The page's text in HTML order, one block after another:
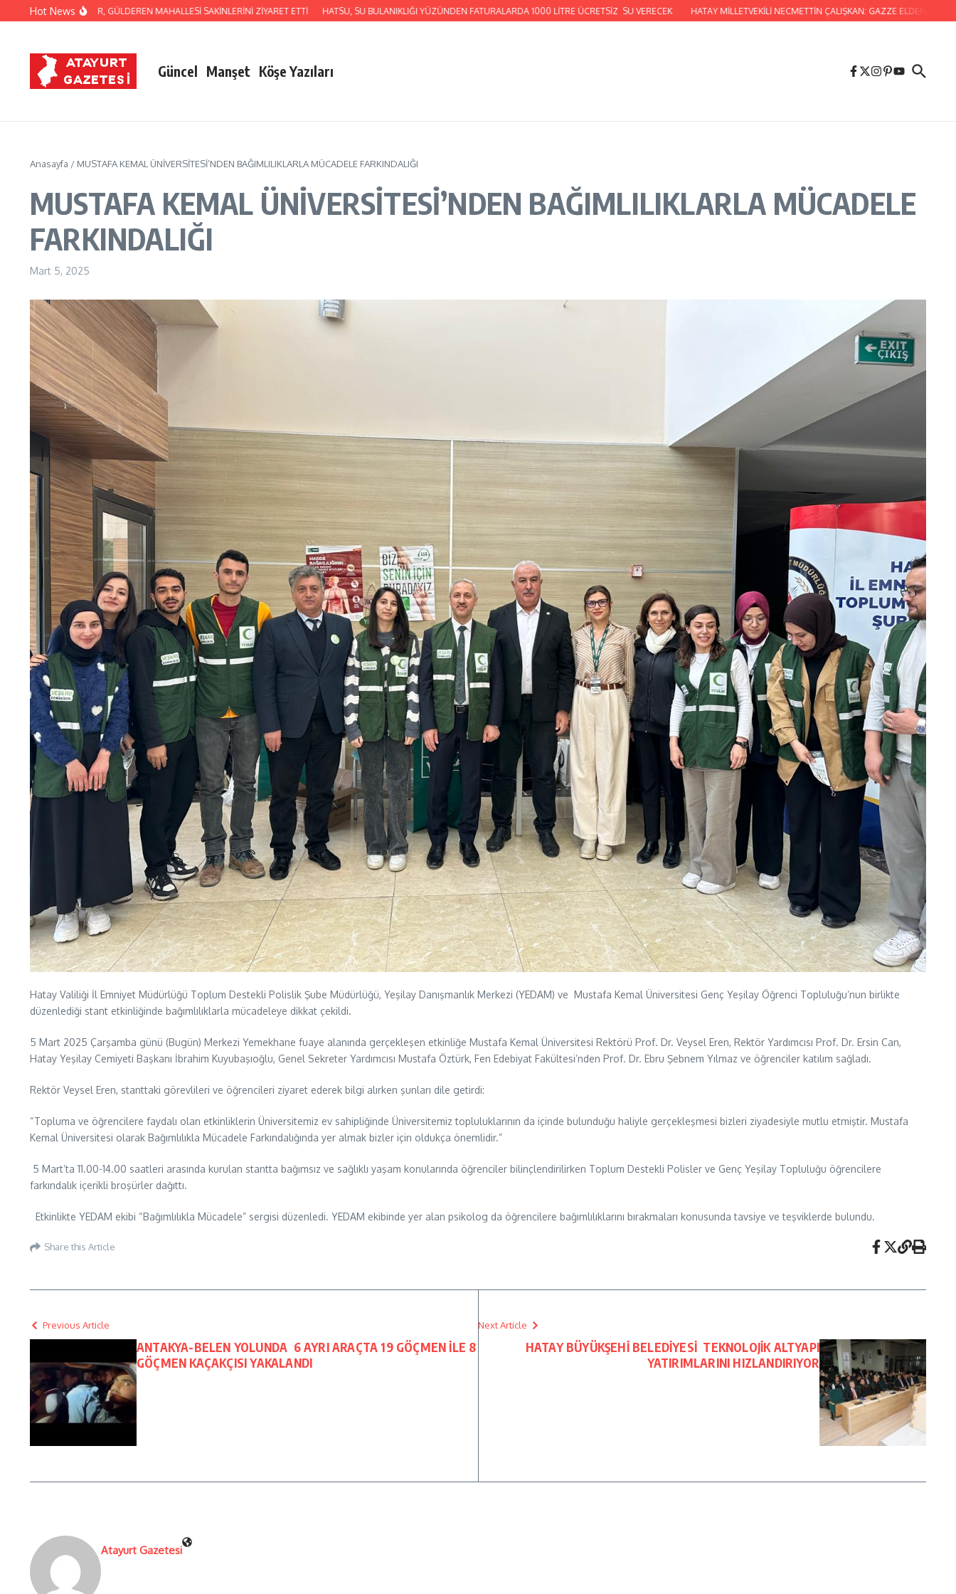
İçeriğe atlaHot News
NACİ YAPAR, GÜLDEREN MAHALLESİ SAKİNLERİNİ ZİYARET ETTİ HATSU, SU BULANIKLIĞI YÜZÜNDEN FATURALARDA 1000 LİTRE ÜCRETSİZ SU VERECEK HATAY MİLLETVEKİLİ NECMETTİN ÇALIŞKAN: GAZZE ELDEN GİDİYOR,
Güncel Manşet Köşe Yazıları
Anasayfa / MUSTAFA KEMAL ÜNİVERSİTESİ’NDEN BAĞIMLILIKLARLA MÜCADELE FARKINDALIĞI
MUSTAFA KEMAL ÜNİVERSİTESİ’NDEN BAĞIMLILIKLARLA MÜCADELE
FARKINDALIĞI
Mart 5, 2025
Hatay Valiliği İl Emniyet Müdürlüğü Toplum Destekli Polislik Şube Müdürlüğü, Yeşilay Danışmanlık Merkezi (YEDAM) ve Mustafa Kemal Üniversitesi Genç Yeşilay Öğrenci Topluluğu’nun birlikte
düzenlediği stant etkinliğinde bağımlılıklarla mücadeleye dikkat çekildi.
5 Mart 2025 Çarşamba günü (Bugün) Merkezi Yemekhane fuaye alanında gerçekleşen etkinliğe Mustafa Kemal Üniversitesi Rektörü Prof. Dr. Veysel Eren, Rektör Yardımcısı Prof. Dr. Ersin Can,
Hatay Yeşilay Cemiyeti Başkanı İbrahim Kuyubaşıoğlu, Genel Sekreter Yardımcısı Mustafa Öztürk, Fen Edebiyat Fakültesi’nden Prof. Dr. Ebru Şebnem Yılmaz ve öğrenciler katılım sağladı.
Rektör Veysel Eren, stanttaki görevlileri ve öğrencileri ziyaret ederek bilgi alırken şunları dile getirdi:
“Topluma ve öğrencilere faydalı olan etkinliklerin Üniversitemiz ev sahipliğinde Üniversitemiz topluluklarının da içinde bulunduğu haliyle gerçekleşmesi bizleri ziyadesiyle mutlu etmiştir. Mustafa
Kemal Üniversitesi olarak Bağımlılıkla Mücadele Farkındalığında yer almak bizler için oldukça önemlidir.”
5 Mart’ta 11.00-14.00 saatleri arasında kurulan stantta bağımsız ve sağlıklı yaşam konularında öğrenciler bilinçlendirilirken Toplum Destekli Polisler ve Genç Yeşilay Topluluğu öğrencilere
farkındalık içerikli broşürler dağıttı.
Etkinlikte YEDAM ekibi “Bağımlılıkla Mücadele” sergisi düzenledi. YEDAM ekibinde yer alan psikolog da öğrencilere bağımlılıklarını bırakmaları konusunda tavsiye ve teşviklerde bulundu.
Share this Article
Previous Article
ANTAKYA-BELEN YOLUNDA 6 AYRI ARAÇTA 19 GÖÇMEN İLE 8
GÖÇMEN KAÇAKÇISI YAKALANDI
Next Article
HATAY BÜYÜKŞEHİ BELEDİYESİ TEKNOLOJİK ALTYAPI
YATIRIMLARINI HIZLANDIRIYOR
Atayurt Gazetesi